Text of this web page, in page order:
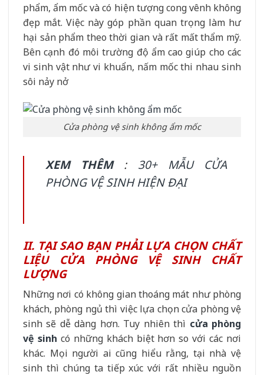
phẩm, ẩm mốc và có hiện tượng cong vênh không
đẹp mắt. Việc này góp phần quan trọng làm hư
hại sản phẩm theo thời gian và rất mất thẩm mỹ.
Bên cạnh đó môi trường độ ẩm cao giúp cho các
vi sinh vật như vi khuẩn, nấm mốc thi nhau sinh
sôi nảy nở
Cửa phòng vệ sinh không ẩm mốc
XEM THÊM : 30+ MẪU CỬA
PHÒNG VỆ SINH HIỆN ĐẠI
II. TẠI SAO BẠN PHẢI LỰA CHỌN CHẤT
LIỆU CỬA PHÒNG VỆ SINH CHẤT
LƯỢNG
Những nơi có không gian thoáng mát như phòng
khách, phòng ngủ thì việc lựa chọn cửa phòng vệ
sinh sẽ dễ dàng hơn. Tuy nhiên thì cửa phòng
vệ sinh có những khách biệt hơn so với các nơi
khác. Mọi người ai cũng hiểu rằng, tại nhà vệ
sinh thì chúng ta tiếp xúc với rất nhiều nguồn